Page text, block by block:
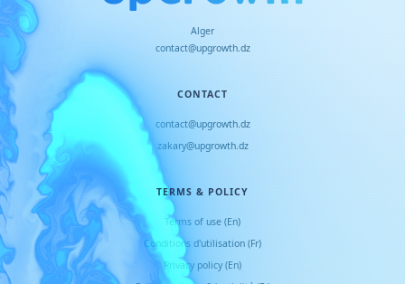
Alger
contact@upgrowth.dz
CONTACT
contact@upgrowth.dz
zakary@upgrowth.dz
TERMS & POLICY
Terms of use (En)
Conditions d'utilisation (Fr)
Privacy policy (En)